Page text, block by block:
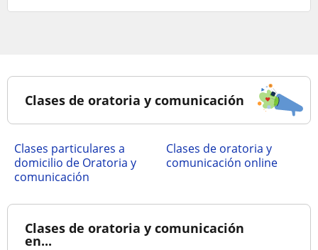
Clases de oratoria y comunicación
clases particulares a
domicilio de Oratoria y
comunicación
Clases de oratoria y
comunicación online
Clases de oratoria y comunicación
en...